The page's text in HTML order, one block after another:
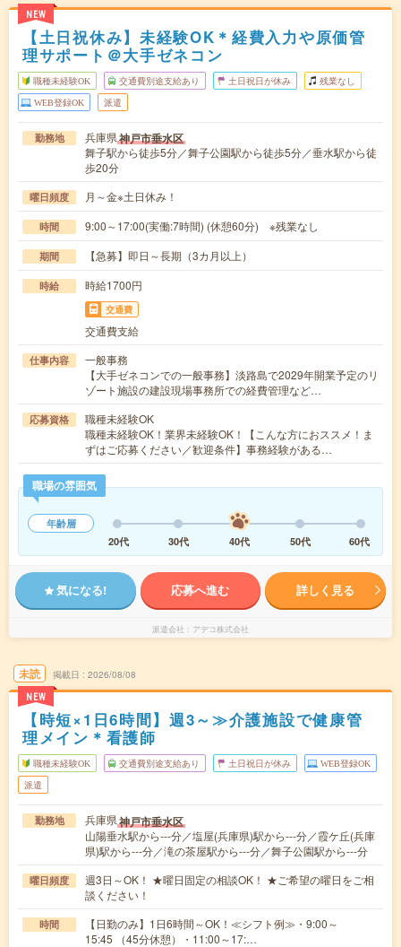
NEW
【土日祝休み】未経験OK＊経費入力や原価管
理サポート＠大手ゼネコン
職種未経験OK 交通費別途支給あり 土日祝日が休み 残業なし
WEB登録OK 派遣
勤務地 兵庫県神戸市垂水区
舞子駅から徒歩5分／舞子公園駅から徒歩5分／垂水駅から徒
歩20分
曜日頻度 月～金※土日休み！
時間 9:00～17:00(実働:7時間) (休憩60分) ※残業なし
期間 【急募】即日～長期（3カ月以上）
時給 時給1700円
交通費
交通費支給
仕事内容
一般事務
【大手ゼネコンでの一般事務】淡路島で2029年開業予定のリ
ゾート施設の建設現場事務所での経費管理など…
応募資格
職種未経験OK
職種未経験OK！業界未経験OK！【こんな方におススメ！ま
ずはご応募ください／歓迎条件】事務経験がある…
職場の雰囲気
年齢層
20代
30代 40代 50代 60代
気になる! 応募へ進む 詳しく見る
派遣会社 アデコ株式会社
未読
NEW
掲載日 2026/08/08
【時短×1日6時間】週3～≫介護施設で健康管
理メイン＊看護師
職種未経験OK 交通費別途支給あり 土日祝日が休み WEB登録OK
派遣
勤務地 兵庫県神戸市垂水区
山陽垂水駅から---分／塩屋(兵庫県)駅から---分／霞ケ丘(兵庫
県)駅から---分／滝の茶屋駅から---分／舞子公園駅から---分
曜日頻度
週3日～OK！ ★曜日固定の相談OK！ ★ご希望の曜日をご相
談ください！
時間
【日勤のみ】1日6時間～OK！≪シフト例≫・9:00～
15:45 （45分休憩）・11:00～17:…